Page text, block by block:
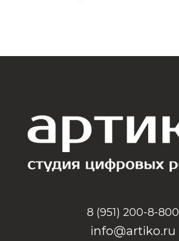
8 (951) 200-8-800
info@artiko.ru